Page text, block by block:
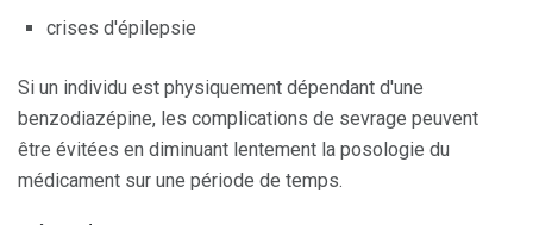
crises d'épilepsie
Si un individu est physiquement dépendant d'une
benzodiazépine, les complications de sevrage peuvent
être évitées en diminuant lentement la posologie du
médicament sur une période de temps.